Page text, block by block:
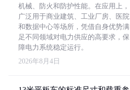
机械、防火和防护性能。在应用上，
广泛用于商业建筑、工业厂房、医院
和数据中心等场所，凭借自身优势满
足不同领域对电力供应的高要求，保
障电力系统稳定运行。
2026年8月4日